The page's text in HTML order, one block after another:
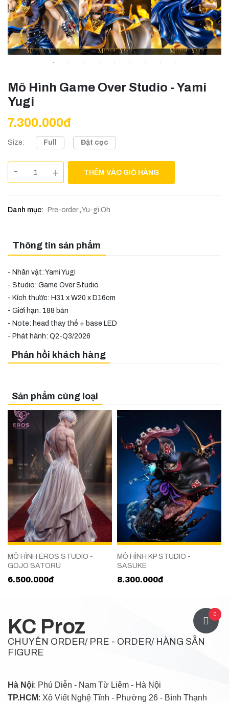
Mô Hình Game Over Studio - Yami
Yugi
7.300.000đ
Size: Full Đặt cọc
- + THÊM VÀO GIỎ HÀNG
Danh mục: Pre-order,Yu-gi Oh
Thông tin sản phẩm
- Nhân vật: Yami Yugi
- Studio: Game Over Studio
- Kích thước: H31 x W20 x D16cm
- Giới hạn: 188 bản
- Note: head thay thế + base LED
- Phát hành: Q2-Q3/2026
Phản hồi khách hàng
Sản phẩm cùng loại
STUDIO -
MÔ HÌNH KP STUDIO -
8.300.000đ
MÔ HÌNH
KC Proz
CHUYÊN ORDER/ PRE - ORDER/ HÀNG SẴN
FIGURE
Hà Nội: Phú Diễn - Nam Từ Liêm - Hà Nội
TP.HCM: Xô Viết Nghệ Tĩnh - Phường 26 - Bình Thạnh
0